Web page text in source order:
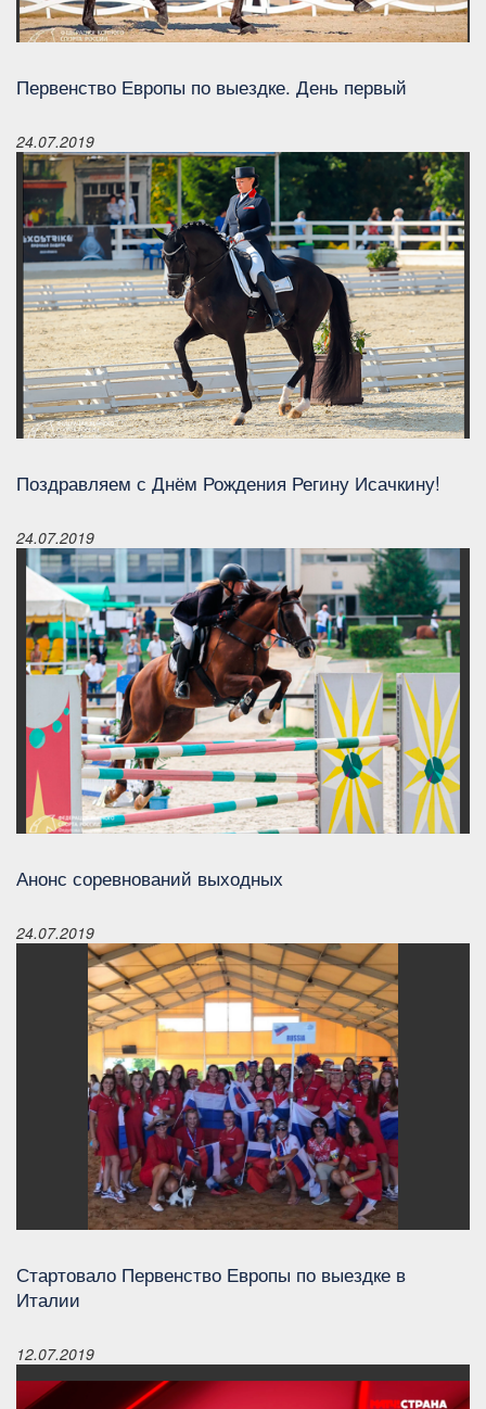
Первенство Европы по выездке. День первый
24.07.2019
Поздравляем с Днём Рождения Регину Исачкину!
24.07.2019
Анонс соревнований выходных
24.07.2019
Стартовало Первенство Европы по выездке в
Италии
12.07.2019